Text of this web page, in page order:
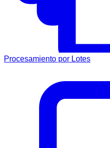
Procesamiento por Lotes